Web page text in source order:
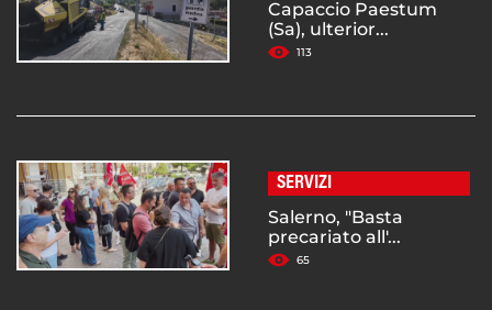
Capaccio Paestum
(Sa), ulterior...
113
SERVIZI
Salerno, "Basta
precariato all'...
65